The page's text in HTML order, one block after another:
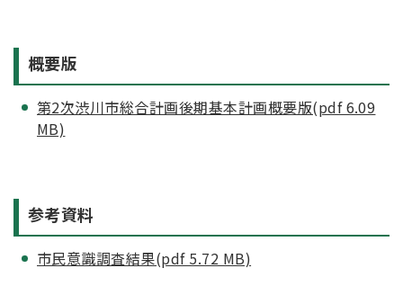
概要版
第2次渋川市総合計画後期基本計画概要版(pdf 6.09
MB)
参考資料
市民意識調査結果(pdf 5.72 MB)